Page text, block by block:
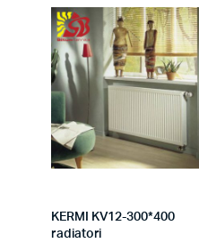
KERMI KV12-300*400
radiatori